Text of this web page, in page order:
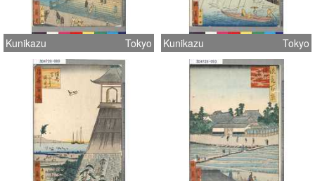
Kunikazu Tokyo Kunikazu Tokyo